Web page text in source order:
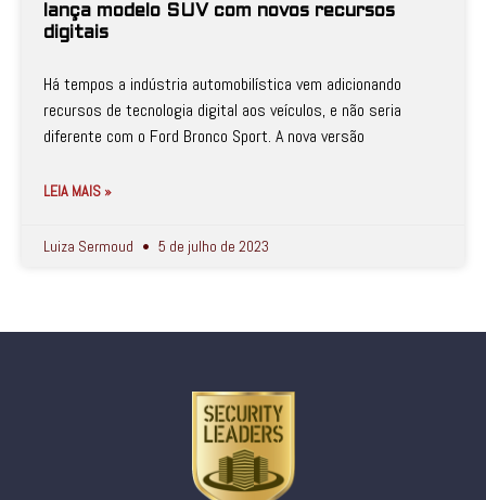
lança modelo SUV com novos recursos
digitais
Há tempos a indústria automobilística vem adicionando
recursos de tecnologia digital aos veículos, e não seria
diferente com o Ford Bronco Sport. A nova versão
LEIA MAIS »
Luiza Sermoud 5 de julho de 2023